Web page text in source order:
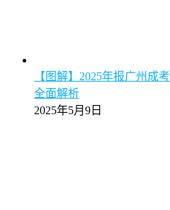
【图解】2025年报广州成
全面解析
2025年5月9日